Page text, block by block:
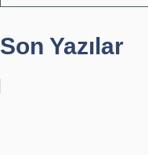
Son Yazılar